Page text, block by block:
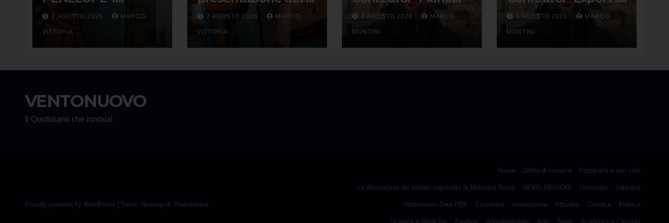
RANDOLPH CARTER
E LA ROTTURA CHE
DIVENTA LIBERTÀ
7 AGOSTO 2026 MARCO
VITTORIA
agosto 2026 a
Pietragalla
7 AGOSTO 2026 MARCO
VITTORIA
alloggi rurali è buon
primo passo ma da
solo non basta”
6 AGOSTO 2026 MARCO
MONTINI
calo? Paghiamo
prezzo
accondiscendenza
Ue e Italia con Usa”
5 AGOSTO 2026 MARCO
MONTINI
VENTONUOVO
Il Quotidiano che innova!
Proudly powered by WordPress Tema: Newsup di Themeansar.
Home Diritto di cronaca Fotografia e non solo
Le illustrazioni del Mondo capovolto di Monsieur David NEWS REGIONI Oroscopo Vaticano
Ventonuovo Sera PDF Economia Innovazione Attualità Cronaca Politica
Scienza e Medicina Fashion Agroalimentare Arte Sport Scadenze e Circolari